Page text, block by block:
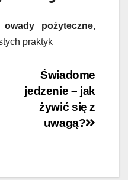
owady pożyteczne,
praktyk
Świadome
jedzenie – jak
żywić się z
uwagą?